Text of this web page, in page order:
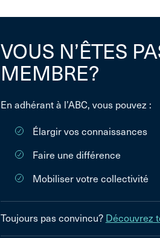
VOUS N’ÊTES
MEMBRE?
En adhérant à l’ABC, vous pouvez :
Élargir vos connaissances
Faire une différence
Mobiliser votre collectivité
Toujours pas convincu? Découvrez